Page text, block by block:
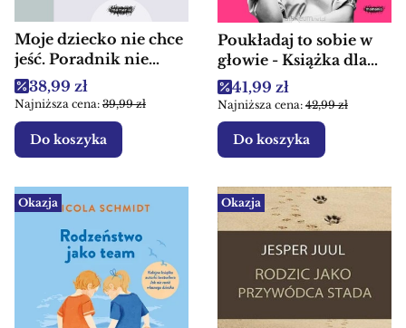
Moje dziecko nie chce
jeść. Poradnik nie
tylko dla rodziców
niejadków - Książki
dla rodziców
Cena promocyjna
38,99 zł
Najniższa cena: 39,99 zł
Do koszyka
Poukładaj to sobie w
głowie - Książka dla
rodziców
Cena promocyjna
41,99 zł
Najniższa cena: 42,99 zł
Do koszyka
Okazja Okazja